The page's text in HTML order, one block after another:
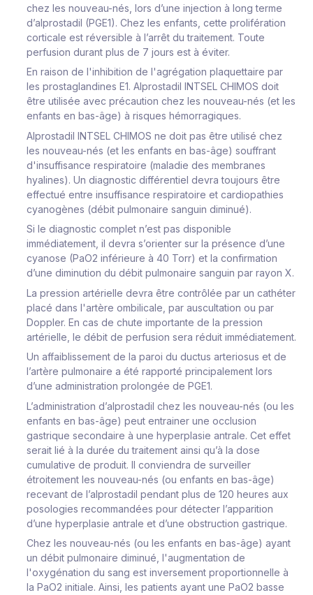
chez les nouveau-nés, lors d’une injection à long terme
d’alprostadil (PGE1). Chez les enfants, cette prolifération
corticale est réversible à l’arrêt du traitement. Toute
perfusion durant plus de 7 jours est à éviter.
En raison de l'inhibition de l'agrégation plaquettaire par
les prostaglandines E1. Alprostadil INTSEL CHIMOS doit
être utilisée avec précaution chez les nouveau-nés (et les
enfants en bas-âge) à risques hémorragiques.
Alprostadil INTSEL CHIMOS ne doit pas être utilisé chez
les nouveau-nés (et les enfants en bas-âge) souffrant
d'insuffisance respiratoire (maladie des membranes
hyalines). Un diagnostic différentiel devra toujours être
effectué entre insuffisance respiratoire et cardiopathies
cyanogènes (débit pulmonaire sanguin diminué).
Si le diagnostic complet n’est pas disponible
immédiatement, il devra s’orienter sur la présence d’une
cyanose (PaO2 inférieure à 40 Torr) et la confirmation
d’une diminution du débit pulmonaire sanguin par rayon X.
La pression artérielle devra être contrôlée par un cathéter
placé dans l'artère ombilicale, par auscultation ou par
Doppler. En cas de chute importante de la pression
artérielle, le débit de perfusion sera réduit immédiatement.
Un affaiblissement de la paroi du ductus arteriosus et de
l’artère pulmonaire a été rapporté principalement lors
d’une administration prolongée de PGE1.
L’administration d’alprostadil chez les nouveau-nés (ou les
enfants en bas-âge) peut entrainer une occlusion
gastrique secondaire à une hyperplasie antrale. Cet effet
serait lié à la durée du traitement ainsi qu’à la dose
cumulative de produit. Il conviendra de surveiller
étroitement les nouveau-nés (ou enfants en bas-âge)
recevant de l’alprostadil pendant plus de 120 heures aux
posologies recommandées pour détecter l’apparition
d’une hyperplasie antrale et d’une obstruction gastrique.
Chez les nouveau-nés (ou les enfants en bas-âge) ayant
un débit pulmonaire diminué, l'augmentation de
l'oxygénation du sang est inversement proportionnelle à
la PaO2 initiale. Ainsi, les patients ayant une PaO2 basse